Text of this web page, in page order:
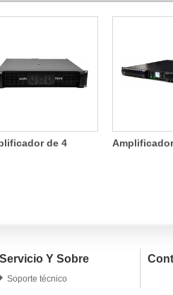
de 4
Servicio Y Sobre
Soporte técnico